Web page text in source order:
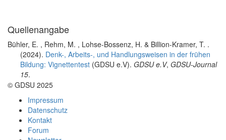
Quellenangabe
Bühler, E. , Rehm, M. , Lohse-Bossenz, H. & Billion-Kramer, T. .
(2024). Denk-, Arbeits-, und Handlungsweisen in der frühen
Bildung: Vignettentest (GDSU e.V). GDSU e.V, GDSU-Journal
15.
© GDSU 2025
Impressum
Datenschutz
Kontakt
Forum